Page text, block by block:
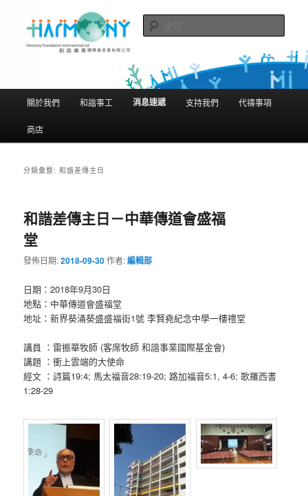
和諧事業國際基金會有限公司
Harmony Foundation International
Limited
尋
單
關於我們 和諧事工 消息速遞 支持我們 代禱事項
商店
分類彙整:和諧差傳主日
和諧差傳主日－中華傳道會盛福
堂
發佈日期:2018-09-30作者:編輯部
日期：2018年9月30日
地點：中華傳道會盛福堂
地址：新界葵涌葵盛盛福街1號 李賢堯紀念中學一樓禮堂
講員 ：雷振華牧師 (客席牧師 和諧事業國際基金會)
講題 ：衝上雲端的大使命
經文 ：詩篇19:4; 馬太福音28:19-20; 路加福音5:1, 4-6; 歌羅西書
1:28-29